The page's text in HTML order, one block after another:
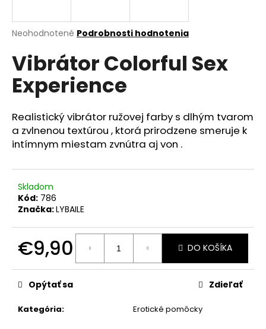
Priemerné
produktu
je
0,0
hviezdičiek.
Neohodnotené Podrobnosti hodnotenia
Vibrátor Colorful Sex
Experience
Realistický vibrátor ružovej farby s dlhým tvarom
a zvlnenou textúrou , ktorá prirodzene smeruje k
intímnym miestam zvnútra aj von .
Skladom
Kód: 786
Značka:LYBAILE
€9,90
cena:
DO KOŠÍKA
Kategória: Erotické pomôcky
Opýtať sa Zdieľať
j
ť
?
HĽADAŤ
O
d
p
o
ú
č
a
e